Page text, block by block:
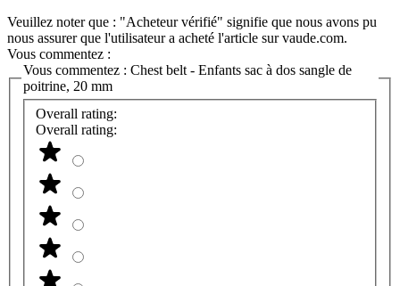
Veuillez noter que : "Acheteur vérifié" signifie que nous avons pu
nous assurer que l'utilisateur a acheté l'article sur vaude.com.
Vous commentez :
Vous commentez : Chest belt - Enfants sac à dos sangle de
poitrine, 20 mm
Overall rating:
Overall rating: